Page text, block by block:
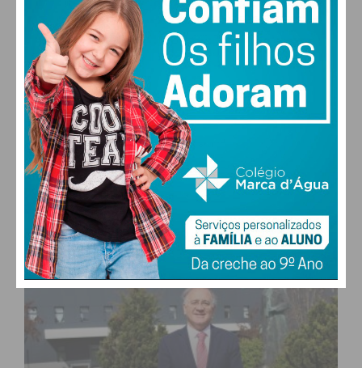
27,0k
Fans
0
Followers
1,2k
Subscribers
0
Followers
577
Readers
MAIS POPULARES